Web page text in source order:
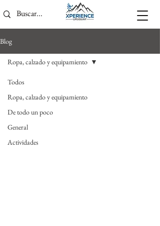
Blog
Todos
Ropa, calzado y equipamiento
De todo un poco
General
Actividades
Ropa, calzado y equipamiento